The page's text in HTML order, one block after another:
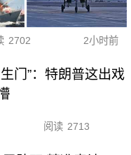
2702 2小时前
门”：特朗普这出戏
阅读 2713